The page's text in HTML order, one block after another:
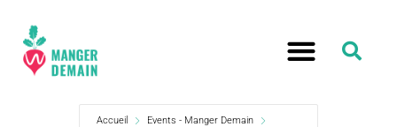
Accueil
Events - Manger Demain